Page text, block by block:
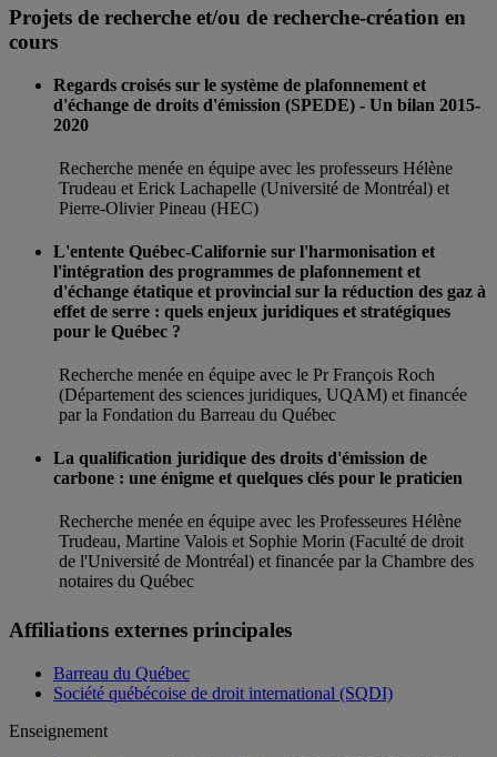
Projets de recherche et/ou de recherche-création en
cours
Regards croisés sur le système de plafonnement et
d'échange de droits d'émission (SPEDE) - Un bilan 2015-
2020
Recherche menée en équipe avec les professeurs Hélène
Trudeau et Erick Lachapelle (Université de Montréal) et
Pierre-Olivier Pineau (HEC)
L'entente Québec-Californie sur l'harmonisation et
l'intégration des programmes de plafonnement et
d'échange étatique et provincial sur la réduction des gaz à
effet de serre : quels enjeux juridiques et stratégiques
pour le Québec ?
Recherche menée en équipe avec le Pr François Roch
(Département des sciences juridiques, UQAM) et financée
par la Fondation du Barreau du Québec
La qualification juridique des droits d'émission de
carbone : une énigme et quelques clés pour le praticien
Recherche menée en équipe avec les Professeures Hélène
Trudeau, Martine Valois et Sophie Morin (Faculté de droit
de l'Université de Montréal) et financée par la Chambre des
notaires du Québec
Affiliations externes principales
Barreau du Québec
Société québécoise de droit international (SQDI)
Enseignement